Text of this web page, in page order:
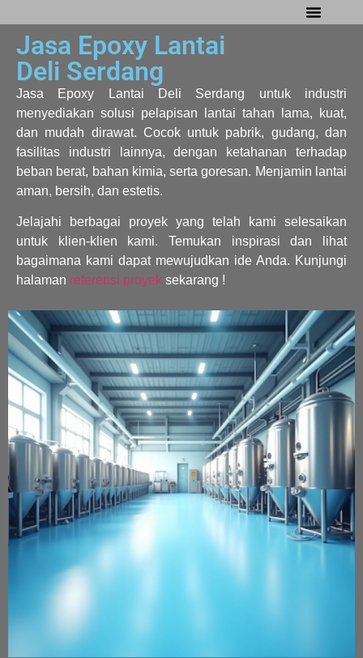
Jasa Epoxy Lantai
Deli Serdang
Jasa Epoxy Lantai Deli Serdang untuk industri
menyediakan solusi pelapisan lantai tahan lama, kuat,
dan mudah dirawat. Cocok untuk pabrik, gudang, dan
fasilitas industri lainnya, dengan ketahanan terhadap
beban berat, bahan kimia, serta goresan. Menjamin lantai
aman, bersih, dan estetis.
Jelajahi berbagai proyek yang telah kami selesaikan
untuk klien-klien kami. Temukan inspirasi dan lihat
bagaimana kami dapat mewujudkan ide Anda. Kunjungi
halaman referensi proyek sekarang !